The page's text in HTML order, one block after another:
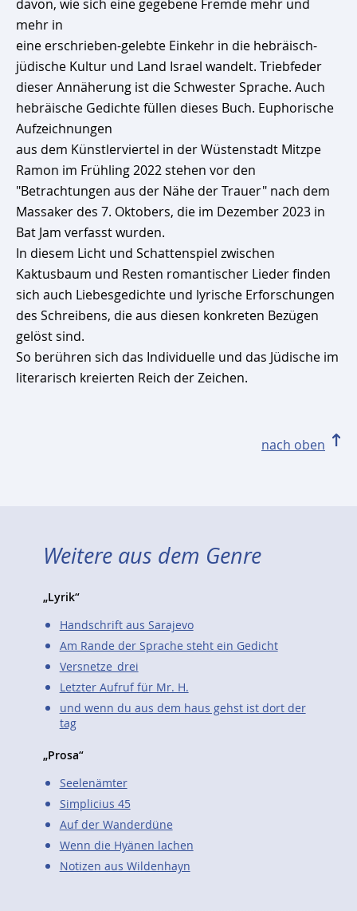
davon, wie sich eine gegebene Fremde mehr und
mehr in
eine erschrieben-gelebte Einkehr in die hebräisch-
jüdische Kultur und Land Israel wandelt. Triebfeder
dieser Annäherung ist die Schwester Sprache. Auch
hebräische Gedichte füllen dieses Buch. Euphorische
Aufzeichnungen
aus dem Künstlerviertel in der Wüstenstadt Mitzpe
Ramon im Frühling 2022 stehen vor den
"Betrachtungen aus der Nähe der Trauer" nach dem
Massaker des 7. Oktobers, die im Dezember 2023 in
Bat Jam verfasst wurden.
In diesem Licht und Schattenspiel zwischen
Kaktusbaum und Resten romantischer Lieder finden
sich auch Liebesgedichte und lyrische Erforschungen
des Schreibens, die aus diesen konkreten Bezügen
gelöst sind.
So berühren sich das Individuelle und das Jüdische im
literarisch kreierten Reich der Zeichen.
nach oben
Weitere aus dem Genre
„Lyrik“
Handschrift aus Sarajevo
Am Rande der Sprache steht ein Gedicht
Versnetze_drei
Letzter Aufruf für Mr. H.
und wenn du aus dem haus gehst ist dort der
tag
„Prosa“
Seelenämter
Simplicius 45
Auf der Wanderdüne
Wenn die Hyänen lachen
Notizen aus Wildenhayn